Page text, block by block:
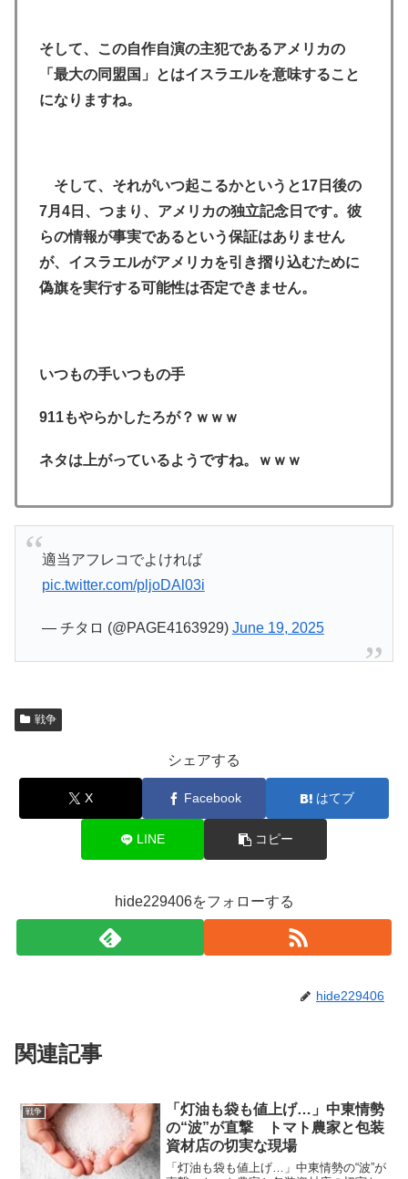
そして、この自作自演の主犯であるアメリカの
「最大の同盟国」とはイスラエルを意味すること
になりますね。
そして、それがいつ起こるかというと17日後の
7月4日、つまり、アメリカの独立記念日です。彼
らの情報が事実であるという保証はありません
が、イスラエルがアメリカを引き摺り込むために
偽旗を実行する可能性は否定できません。
いつもの手いつもの手
911もやらかしたろが？ｗｗｗ
ネタは上がっているようですね。ｗｗｗ
適当アフレコでよければ
pic.twitter.com/pljoDAl03i
— チタロ (@PAGE4163929) June 19, 2025
戦争
シェアする
X Facebook はてブ
LINE コピー
hide229406をフォローする
hide229406
関連記事
戦争
「灯油も袋も値上げ…」中東情勢
の“波”が直撃 トマト農家と包装
資材店の切実な現場
「灯油も袋も値上げ…」中東情勢の“波”が